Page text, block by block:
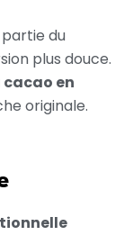
du
plus douce.
cacao en
originale.